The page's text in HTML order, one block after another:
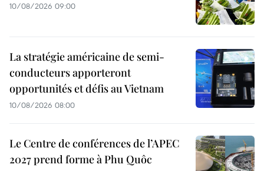
10/08/2026 09:00
La stratégie américaine de semi-
conducteurs apporteront
opportunités et défis au Vietnam
10/08/2026 08:00
Le Centre de conférences de l’APEC
2027 prend forme à Phu Quôc